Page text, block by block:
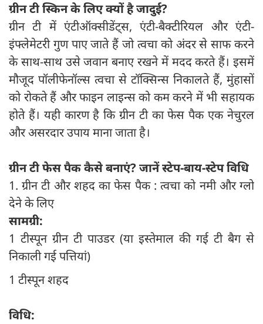
ग्रीन टी स्किन के लिए क्यों है जादुई?
ग्रीन टी में एंटीऑक्सीडेंट्स, एंटी-बैक्टीरियल और एंटी-
इंफ्लेमेटरी गुण पाए जाते हैं जो त्वचा को अंदर से साफ करने
के साथ-साथ उसे जवान बनाए रखने में मदद करते हैं। इसमें
मौजूद पॉलीफेनॉल्स त्वचा से टॉक्सिन्स निकालते हैं, मुंहासों
को रोकते हैं और फाइन लाइन्स को कम करने में भी सहायक
होते हैं। यही कारण है कि ग्रीन टी का फेस पैक एक नेचुरल
और असरदार उपाय माना जाता है।
ग्रीन टी फेस पैक कैसे बनाएं? जानें स्टेप-बाय-स्टेप विधि
1. ग्रीन टी और शहद का फेस पैक : त्वचा को नमी और ग्लो
देने के लिए
सामग्री:
1 टीस्पून ग्रीन टी पाउडर (या इस्तेमाल की गई टी बैग से
निकाली गई पत्तियां)
1 टीस्पून शहद
विधि: